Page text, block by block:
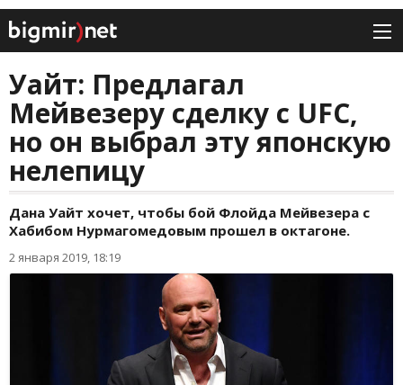
Уайт: Предлагал
Мейвезеру сделку с UFC,
но он выбрал эту японскую
нелепицу
Дана Уайт хочет, чтобы бой Флойда Мейвезера с
Хабибом Нурмагомедовым прошел в октагоне.
2 января 2019, 18:19